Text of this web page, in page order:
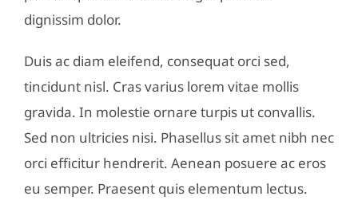
dignissim dolor.
Duis ac diam eleifend, consequat orci sed,
tincidunt nisl. Cras varius lorem vitae mollis
gravida. In molestie ornare turpis ut convallis.
Sed non ultricies nisi. Phasellus sit amet nibh nec
orci efficitur hendrerit. Aenean posuere ac eros
eu semper. Praesent quis elementum lectus.